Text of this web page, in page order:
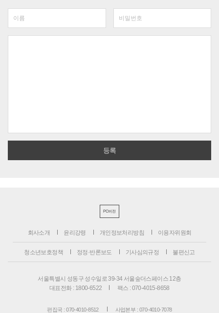
PC버전
회사소개 윤리강령 개인정보처리방침 이용자위원회
청소년보호정책 정정·반론보도 기사심의규정 불편신고
서울특별시 성동구 성수일로 39-34 서울숲더스페이스 12층
대표전화 : 1800-6522
팩스 : 070-4015-8658
편집국 : 070-4010-8512 사업본부 : 070-4010-7078